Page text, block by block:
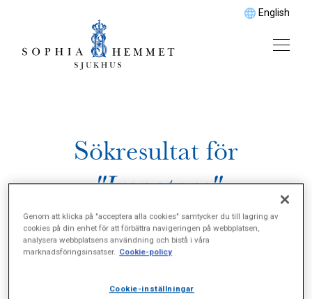
English
Sökresultat för
"Impotens"
Genom att klicka på "acceptera alla cookies" samtycker du till lagring av
cookies på din enhet för att förbättra navigeringen på webbplatsen,
analysera webbplatsens användning och bistå i våra
marknadsföringsinsatser. Cookie-policy
Cookie-inställningar